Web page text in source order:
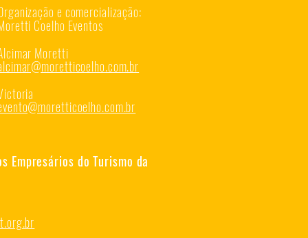
e comercialização:
Coelho Eventos
Moretti
Empresários do Turismo da